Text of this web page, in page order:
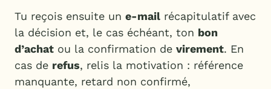
Tu reçois ensuite un e-mail récapitulatif avec
la décision et, le cas échéant, ton bon
d’achat ou la confirmation de virement. En
cas de refus, relis la motivation : référence
manquante, retard non confirmé,